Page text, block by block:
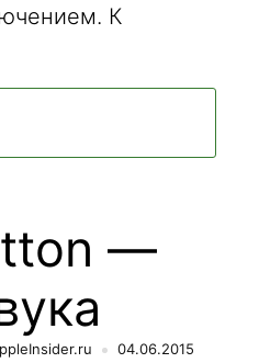
К
—
04.06.2015